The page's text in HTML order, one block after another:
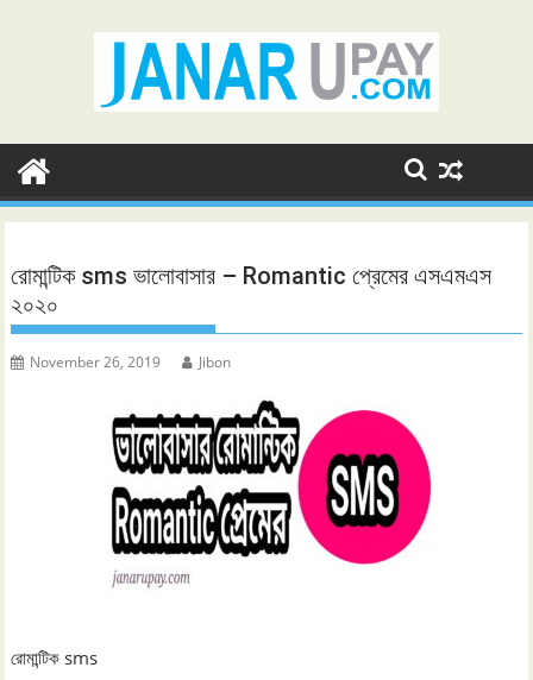
রোমান্টিক sms ভালোবাসার – Romantic প্রেমের এসএমএস
২০২০
November 26, 2019 Jibon
রোমান্টিক sms